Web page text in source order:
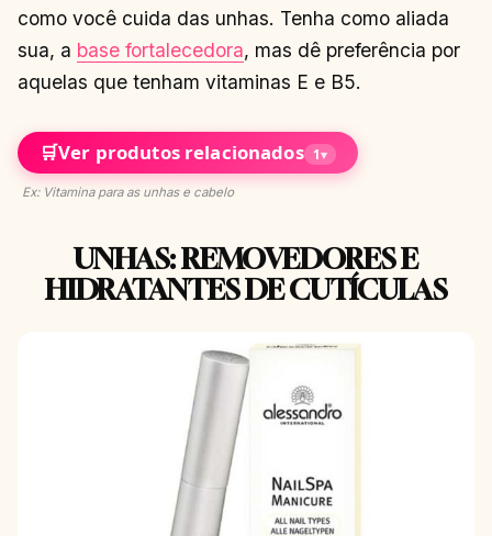
como você cuida das unhas. Tenha como aliada
sua, a base fortalecedora, mas dê preferência por
aquelas que tenham vitaminas E e B5.
🛒Ver produtos relacionados 1▾
Ex: Vitamina para as unhas e cabelo
UNHAS: REMOVEDORES E
HIDRATANTES DE CUTÍCULAS